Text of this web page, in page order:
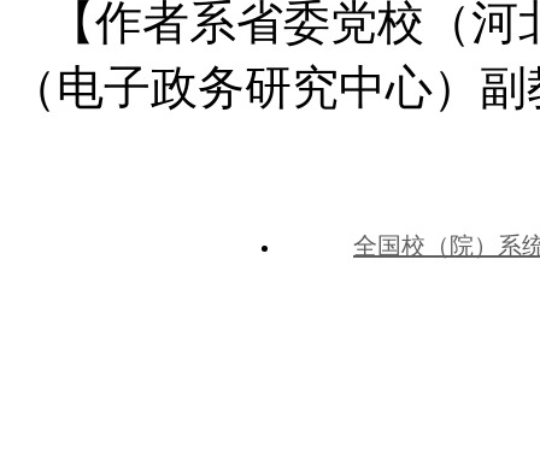
【作者系省委党校（
（电子政务研究中心）
全国校（院）系